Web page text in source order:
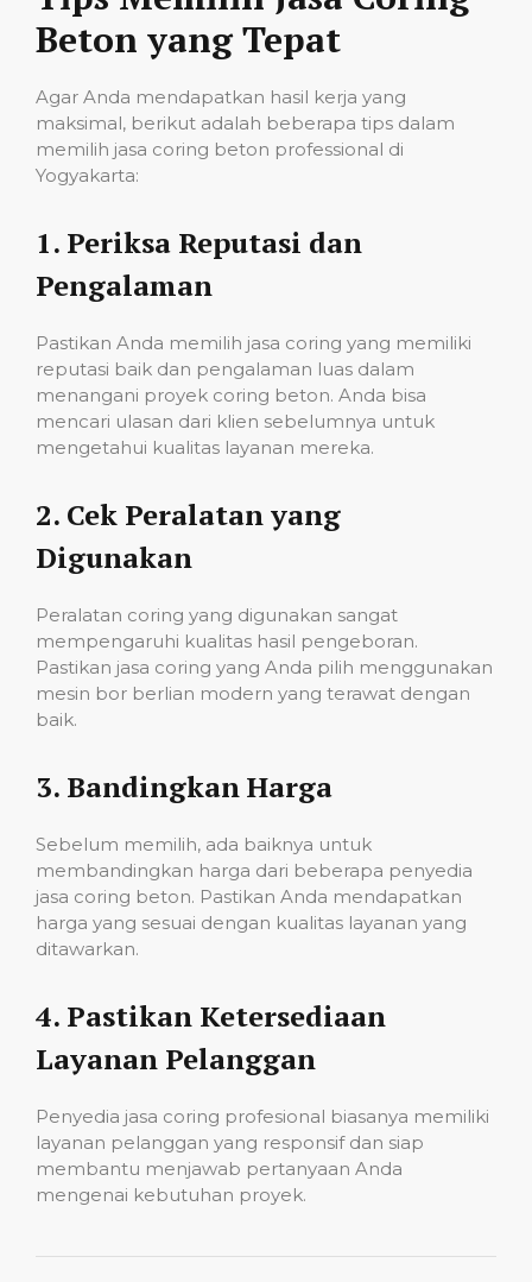
Beton yang Tepat
Agar Anda mendapatkan hasil kerja yang
maksimal, berikut adalah beberapa tips dalam
memilih jasa coring beton professional di
Yogyakarta:
1. Periksa Reputasi dan
Pengalaman
Pastikan Anda memilih jasa coring yang memiliki
reputasi baik dan pengalaman luas dalam
menangani proyek coring beton. Anda bisa
mencari ulasan dari klien sebelumnya untuk
mengetahui kualitas layanan mereka.
2. Cek Peralatan yang
Digunakan
Peralatan coring yang digunakan sangat
mempengaruhi kualitas hasil pengeboran.
Pastikan jasa coring yang Anda pilih menggunakan
mesin bor berlian modern yang terawat dengan
baik.
3. Bandingkan Harga
Sebelum memilih, ada baiknya untuk
membandingkan harga dari beberapa penyedia
jasa coring beton. Pastikan Anda mendapatkan
harga yang sesuai dengan kualitas layanan yang
ditawarkan.
4. Pastikan Ketersediaan
Layanan Pelanggan
Penyedia jasa coring profesional biasanya memiliki
layanan pelanggan yang responsif dan siap
membantu menjawab pertanyaan Anda
mengenai kebutuhan proyek.